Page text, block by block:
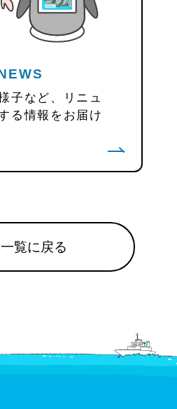
子など、リニュ
る情報をお届け
覧に戻る